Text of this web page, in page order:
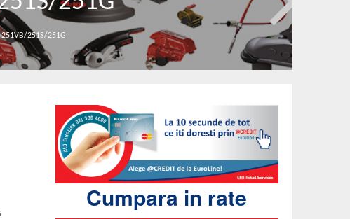
251S/251G
Cumpara in rate